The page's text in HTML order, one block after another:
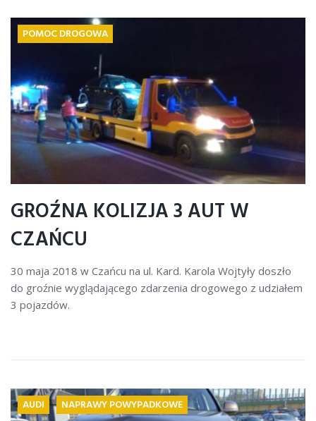
POMOC DROGOWA
GROŹNA KOLIZJA 3 AUT W
CZAŃCU
30 maja 2018 w Czańcu na ul. Kard. Karola Wojtyły doszło
do groźnie wyglądającego zdarzenia drogowego z udziałem
3 pojazdów.
AUDI NAPRAWY POWYPADKOWE